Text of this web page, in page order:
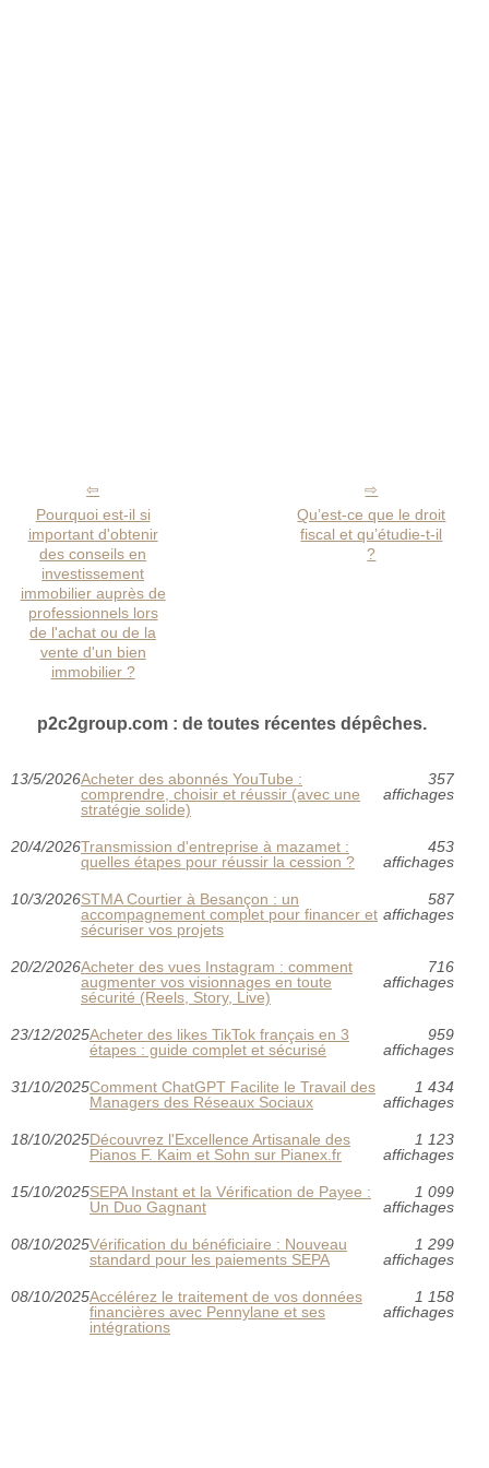
Pourquoi est-il si
important d'obtenir
des conseils en
investissement
immobilier auprès de
professionnels lors
de l'achat ou de la
vente d'un bien
immobilier ?
Qu’est-ce que le droit
fiscal et qu’étudie-t-il
?
p2c2group.com : de toutes récentes dépêches.
13/5/2026Acheter des abonnés YouTube :
comprendre, choisir et réussir (avec une
stratégie solide)
357
affichages
20/4/2026Transmission d'entreprise à mazamet :
quelles étapes pour réussir la cession ?
453
affichages
10/3/2026STMA Courtier à Besançon : un
accompagnement complet pour financer et
sécuriser vos projets
587
affichages
20/2/2026Acheter des vues Instagram : comment
augmenter vos visionnages en toute
sécurité (Reels, Story, Live)
716
affichages
23/12/2025Acheter des likes TikTok français en 3
étapes : guide complet et sécurisé
959
affichages
31/10/2025Comment ChatGPT Facilite le Travail des
Managers des Réseaux Sociaux
1 434
affichages
18/10/2025Découvrez l'Excellence Artisanale des
Pianos F. Kaim et Sohn sur Pianex.fr
1 123
affichages
15/10/2025SEPA Instant et la Vérification de Payee :
Un Duo Gagnant
1 099
affichages
08/10/2025Vérification du bénéficiaire : Nouveau
standard pour les paiements SEPA
1 299
affichages
08/10/2025Accélérez le traitement de vos données
financières avec Pennylane et ses
intégrations
1 158
affichages